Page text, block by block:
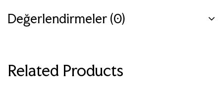
Değerlendirmeler (0)
Related Products